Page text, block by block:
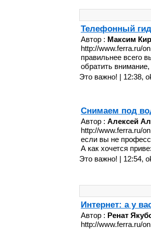
Телефонный
Автор : Максим
http://www.ferra.ru/
правильнее всего
обратить
Это важно! | 12:38,
Снимаем под
Автор : Алексей
http://www.ferra.ru/
если вы не
А как хочется
Это важно! | 12:54,
Интернет: а у
Автор : Ренат
http://www.ferra.ru/